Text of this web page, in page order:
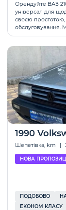
Орендуйте ВАЗ
універсал для
своєю простотою,
обслуговування.
1990
Шепетівка, km |
НОВА
ПОДОБОВО
ЕКОНОМ КЛАСУ